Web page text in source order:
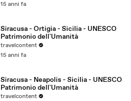
15 anni fa
Siracusa - Ortigia - Sicilia - UNESCO
Patrimonio dell'Umanità
travelcontent
15 anni fa
Siracusa - Neapolis - Sicilia - UNESCO
Patrimonio dell'Umanità
travelcontent